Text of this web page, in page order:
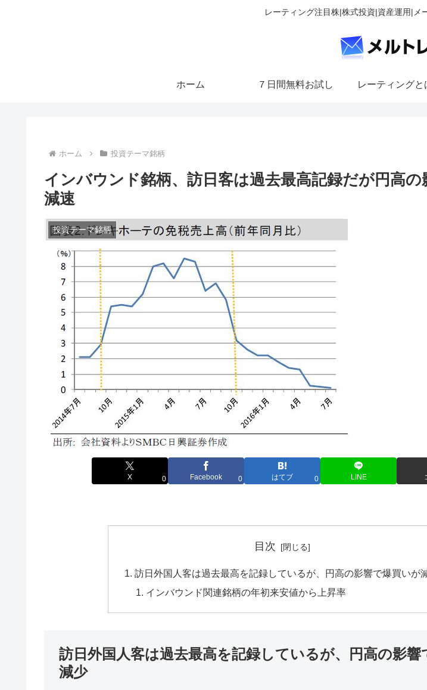
レーティング注目株|株式投資|資産運用|メ
ホーム ７日間無料お試し レーティングと
ホーム 投資テーマ銘柄
インバウンド銘柄、訪日客は過去最高記録だが円高の
減速
投資テーマ銘柄
X 0 Facebook 0 はてブ 0 LINE
目次
訪日外国人客は過去最高を記録しているが、円高の影響で爆買いが
インバウンド関連銘柄の年初来安値から上昇率
訪日外国人客は過去最高を記録しているが、円高の影響
減少